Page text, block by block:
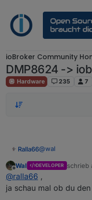
ioBroker Community
DMP8624 ->
Hardware 235 7
Ralla66@wal
ok hast
wie machen wir
Offline
Wal DEVELOPER schrieb
zuletzt
@ralla66 ,
ja schau mal ob du